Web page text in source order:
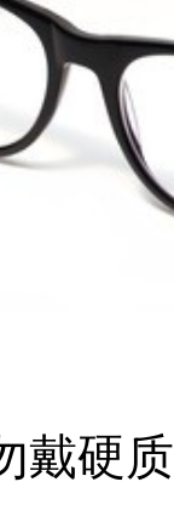
戴硬